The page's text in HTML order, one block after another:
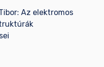
Az elektromos